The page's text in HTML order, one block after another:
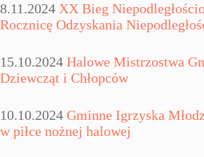
8.11.2024 XX Bieg
Rocznicę Odzyskania
15.10.2024 Halowe Mistrzostwa
Dziewcząt i Chłopców
10.10.2024 Gminne Igrzyska
w piłce nożnej halowej